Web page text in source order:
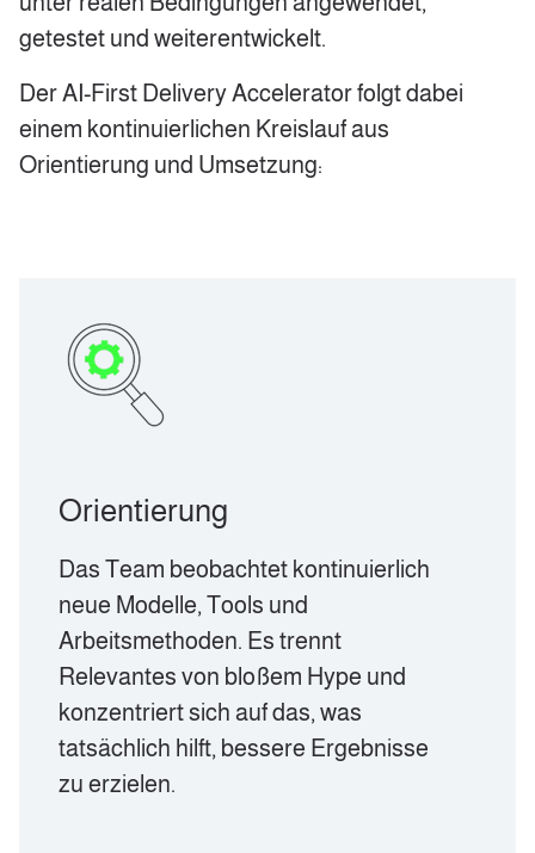
getestet und weiterentwickelt.
Der AI-First Delivery Accelerator folgt dabei
einem kontinuierlichen Kreislauf aus
Orientierung und Umsetzung:
Orientierung
Das Team beobachtet kontinuierlich
neue Modelle, Tools und
Arbeitsmethoden. Es trennt
Relevantes von bloßem Hype und
konzentriert sich auf das, was
tatsächlich hilft, bessere Ergebnisse
zu erzielen.